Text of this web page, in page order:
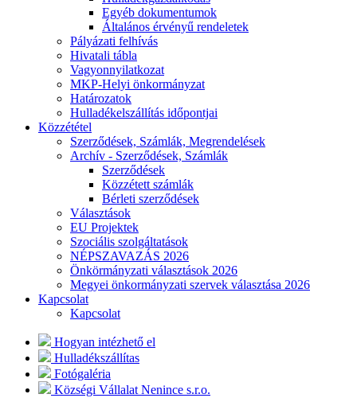
Egyéb dokumentumok
Általános érvényű rendeletek
Pályázati felhívás
Hivatali tábla
Vagyonnyilatkozat
MKP-Helyi önkormányzat
Határozatok
Hulladékelszállítás időpontjai
Közzététel
Szerződések, Számlák, Megrendelések
Archív - Szerződések, Számlák
Szerződések
Közzétett számlák
Bérleti szerződések
Választások
EU Projektek
Szociális szolgáltatások
NÉPSZAVAZÁS 2026
Önkörmányzati választások 2026
Megyei önkormányzati szervek választása 2026
Kapcsolat
Kapcsolat
Hogyan intézhető el
Hulladékszállítas
Fotógaléria
Községi Vállalat Nenince s.r.o.